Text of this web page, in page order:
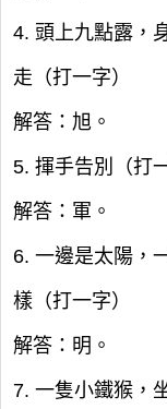
4. 頭上九點露，
走（打一字）
解答：旭。
5. 揮手告別（打
解答：軍。
6. 一邊是太陽，
樣（打一字）
解答：明。
7. 一隻小鐵猴，